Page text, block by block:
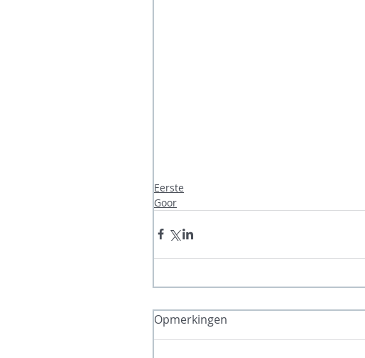
Eerste
Goor
Opmerkingen